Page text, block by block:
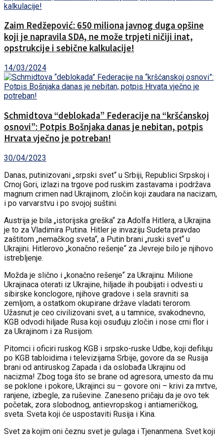
Zaim Redžepović: 650 miliona javnog duga opšine
koji je napravila SDA, ne može trpjeti ničiji inat,
opstrukcije i sebične kalkulacije!
14/03/2024
Schmidtova “deblokada” Federacije na “kršćanskoj
osnovi”: Potpis Bošnjaka danas je nebitan, potpis
Hrvata vječno je potreban!
30/04/2023
Danas, putinizovani „srpski svet“ u Srbiji, Republici Srpskoj i
Crnoj Gori, izlazi na trgove pod ruskim zastavama i podržava
magnum crimen nad Ukrajinom, zločin koji zaudara na nacizam,
i po varvarstvu i po svojoj suštini.
Austrija je bila „istorijska greška“ za Adolfa Hitlera, a Ukrajina
je to za Vladimira Putina. Hitler je invaziju Sudeta pravdao
zaštitom „nemačkog sveta“, a Putin brani „ruski svet“ u
Ukrajini. Hitlerovo „konačno rešenje“ za Jevreje bilo je njihovo
istrebljenje.
Možda je slično i „konačno rešenje“ za Ukrajinu. Milione
Ukrajinaca oterati iz Ukrajine, hiljade ih poubijati i odvesti u
sibirske konclogore, njihove gradove i sela sravniti sa
zemljom, a ostatkom okupirane države vladati terorom.
Užasnut je ceo civilizovani svet, a u tamnice, svakodnevno,
KGB odvodi hiljade Rusa koji osuđuju zločin i nose crni flor i
za Ukrajinom i za Rusijom.
Pitomci i oficiri ruskog KGB i srpsko-ruske Udbe, koji defiluju
po KGB tabloidima i televizijama Srbije, govore da se Rusija
brani od antiruskog Zapada i da oslobađa Ukrajinu od
nacizma! Zbog toga što se brane od agresora, umesto da mu
se poklone i pokore, Ukrajinci su – govore oni – krivi za mrtve,
ranjene, izbegle, za ruševine. Zaneseno pričaju da je ovo tek
početak, zora slobodnog, antievropskog i antiameričkog,
sveta. Sveta koji će uspostaviti Rusija i Kina.
Svet za kojim oni čeznu svet je gulaga i Tjenanmena. Svet koji